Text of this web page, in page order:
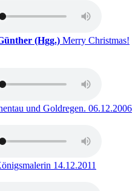
(Hgg.): Merry Christmas!
Christmas!
und Goldregen. Ausleihbar
06.12.2006
und Goldregen.
Ausleihbar seit dem
14.12.2011